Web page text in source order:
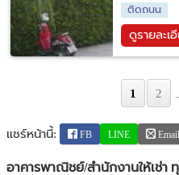
ติดถนน
ดูรายละ
1 2
แชร์หน้านี้: FB LINE Email
อาคารพาณิชย์/สำนักงานให้เช่า